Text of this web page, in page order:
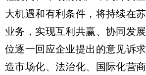
大机遇和有利条件，将持续在
业务，实现互利共赢、协同发
位逐一回应企业提出的意见诉
造市场化、法治化、国际化营